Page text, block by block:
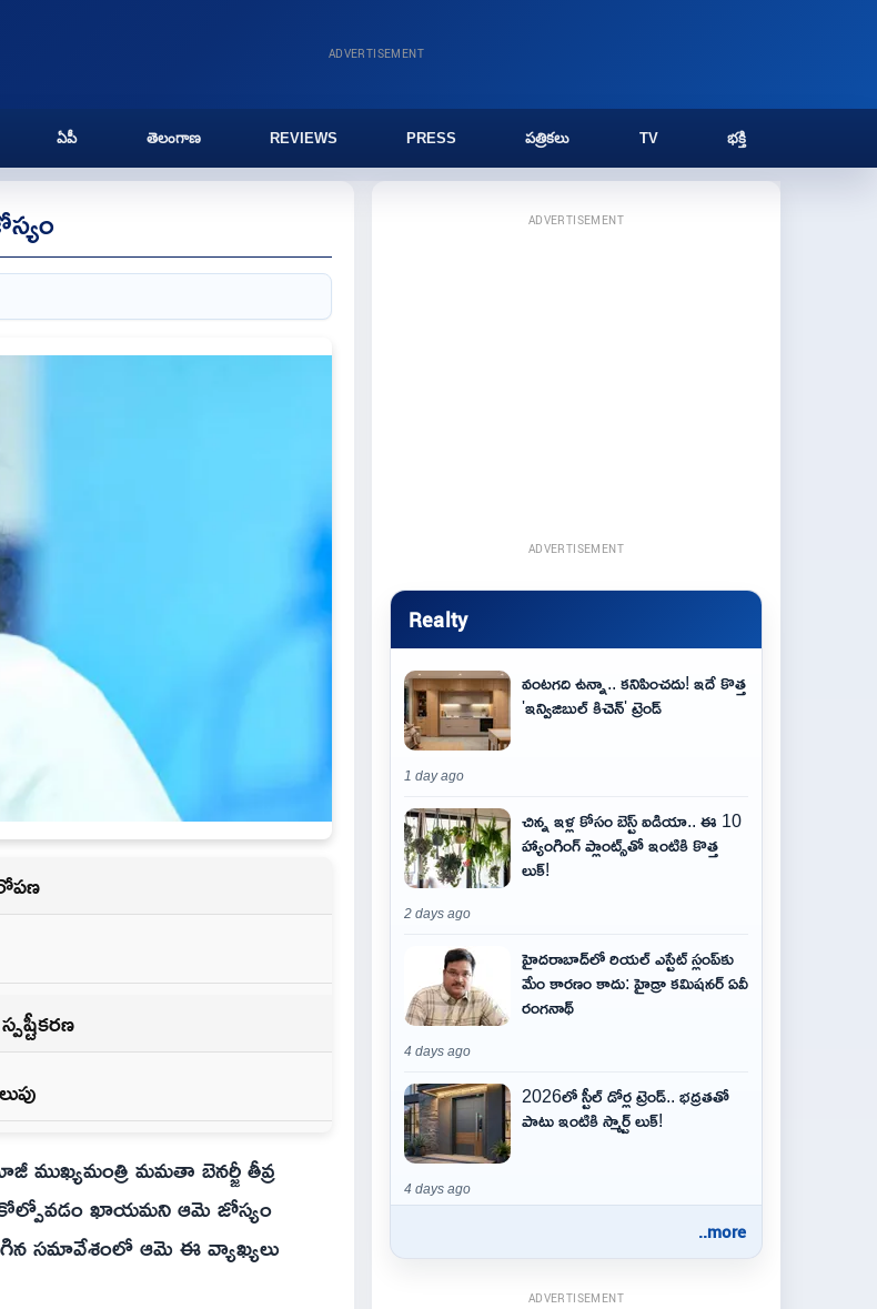
ADVERTISEMENT
ఏపీ తెలంగాణ REVIEWS PRESS పత్రికలు TV భక్తి
ముఖ్యమంత్రి మమతా బెనర్జీ తీవ్ర
కోల్పోవడం ఖాయమని ఆమె జోస్యం
సమావేశంలో ఆమె ఈ వ్యాఖ్యలు
ADVERTISEMENT
ADVERTISEMENT
Realty
వంటగది ఉన్నా.. కనిపించదు! ఇదే కొత్త
'ఇన్విజిబుల్ కిచెన్' ట్రెండ్
1 day ago
చిన్న ఇళ్ల కోసం బెస్ట్ ఐడియా.. ఈ 10
హ్యాంగింగ్ ప్లాంట్స్‌తో ఇంటికి కొత్త
లుక్!
2 days ago
హైదరాబాద్‌లో రియల్ ఎస్టేట్ స్లంప్‌కు
మేం కారణం కాదు: హైడ్రా కమిషనర్ ఏవీ
రంగనాథ్
4 days ago
2026లో స్టీల్ డోర్ల ట్రెండ్.. భద్రతతో
పాటు ఇంటికి స్మార్ట్ లుక్!
4 days ago
..more
ADVERTISEMENT